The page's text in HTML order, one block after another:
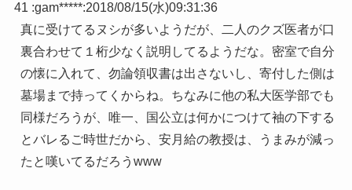
41 :gam*****:2018/08/15(水)09:31:36
真に受けてるヌシが多いようだが、二人のクズ医者が口
裏合わせて１桁少なく説明してるようだな。密室で自分
の懐に入れて、勿論領収書は出さないし、寄付した側は
墓場まで持ってくからね。ちなみに他の私大医学部でも
同様だろうが、唯一、国公立は何かにつけて袖の下する
とバレるご時世だから、安月給の教授は、うまみが減っ
たと嘆いてるだろうwww